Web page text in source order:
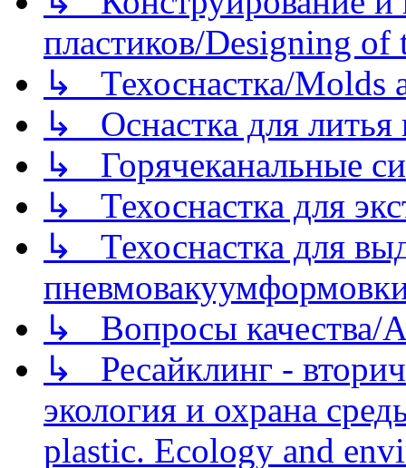
пластиков/Designing of
↳ Техоснастка/Molds
↳ Оснастка для литья
↳ Горячеканальные
↳ Техоснастка для
↳ Техоснастка для
↳ Вопросы качества/
↳ Ресайклинг -
экология и охрана
plastic. Ecology and